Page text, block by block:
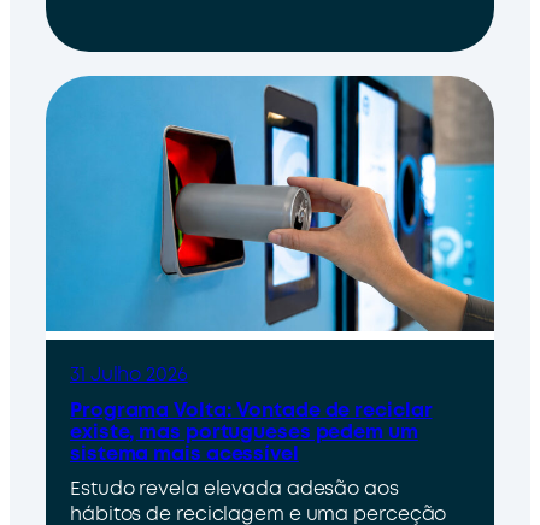
31 Julho 2026
Programa Volta: Vontade de reciclar
existe, mas portugueses pedem um
sistema mais acessível
Estudo revela elevada adesão aos
hábitos de reciclagem e uma perceção